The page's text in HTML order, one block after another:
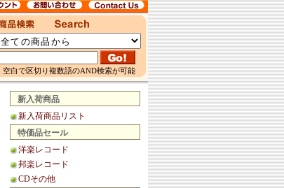
空白で区切り複数語のAND検索が可能
新入荷商品
新入荷商品リスト
特価品セール
洋楽レコード
邦楽レコード
CDその他